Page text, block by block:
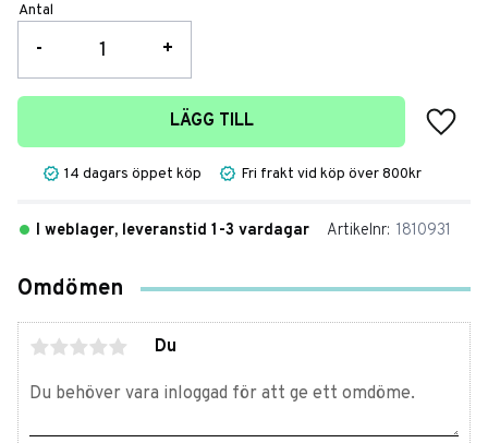
Antal
+
-
LÄGG TILL
Lägg
14 dagars öppet köp Fri frakt vid köp över 800kr
I weblager, leveranstid 1-3 vardagar Artikelnr 1810931
Omdömen
Du